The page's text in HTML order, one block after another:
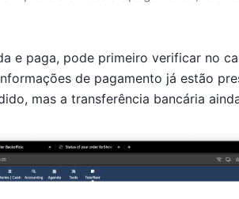
e paga, pode primeiro verificar no
de pagamento já estão
mas a transferência bancária